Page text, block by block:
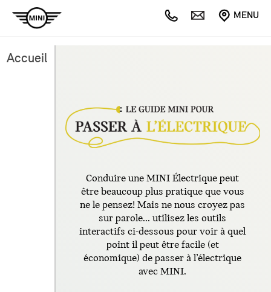
MENU
Accueil
Conduire une MINI Électrique peut
être beaucoup plus pratique que vous
ne le pensez! Mais ne nous croyez pas
sur parole... utilisez les outils
interactifs ci-dessous pour voir à quel
point il peut être facile (et
économique) de passer à l’électrique
avec MINI.